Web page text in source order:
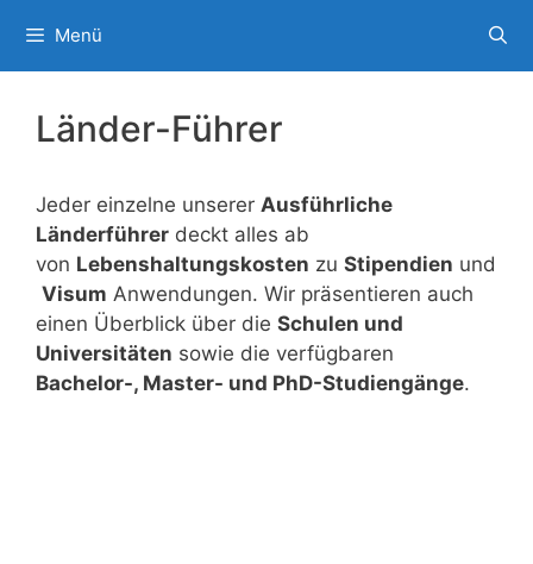
Inhalt
springen
Menü
Länder-Führer
Jeder einzelne unserer Ausführliche
Länderführer deckt alles ab
von Lebenshaltungskosten zu Stipendien und
Visum Anwendungen. Wir präsentieren auch
einen Überblick über die Schulen und
Universitäten sowie die verfügbaren
Bachelor-, Master- und PhD-Studiengänge.